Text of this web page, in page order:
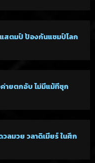
สตมป์ ป้องกันแชมป์โลก
ายตกอับ ไม่มีแม้ที่ซุก
ลมวย วลาดิเมียร์ ในศึก